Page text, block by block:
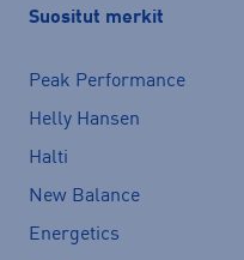
Suositut merkit
Peak Performance
Helly Hansen
Halti
New Balance
Energetics